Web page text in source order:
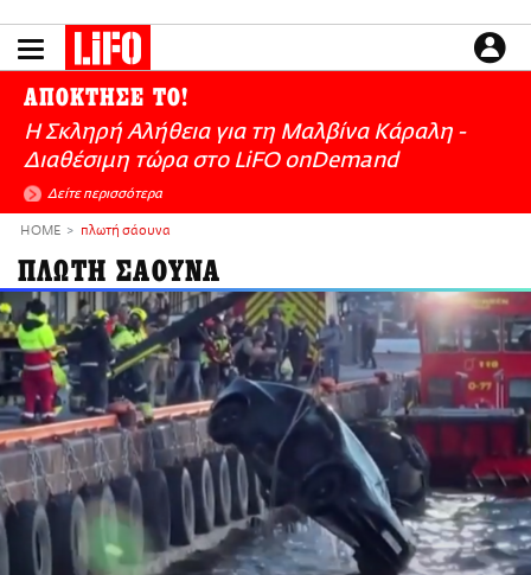
το
LIFO SHOP
NEWSLETTER
ΜΙΚΡΟΠΡΑΓΜΑΤΑ
THE GOOD LIFO
LIFOLAND
CITY GUIDE
ΑΜΠΑ
ΕΙΔΗΣΕΙΣ
CULTURE
ΑΠΟΨΕΙΣ
ΤΡΟΠΟΣ ΖΩΗΣ
PODCASTS
Plus
ΑΠΟΚΤΗΣΕ ΤΟ!
Η Σκληρή Αλήθεια για τη Μαλβίνα Κάραλη -
Διαθέσιμη τώρα στo LiFO onDemand
Δείτε περισσότερα
HOME πλωτή σάουνα
ΠΛΩΤΗ ΣΑΟΥΝΑ